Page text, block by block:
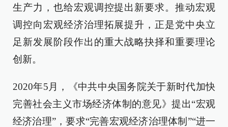
生产力，也给宏观调控提出新要求。推动宏观
调控向宏观经济治理拓展提升，正是党中央立
足新发展阶段作出的重大战略抉择和重要理论
创新。
2020年5月，《中共中央国务院关于新时代加快
完善社会主义市场经济体制的意见》提出“宏观
经济治理”，要求“完善宏观经济治理体制”“进一